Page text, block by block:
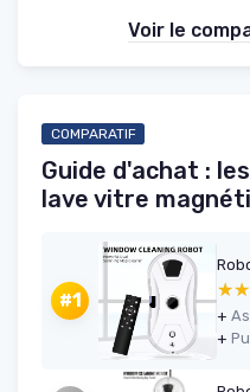
Voir le
COMPARATIF
Guide d'achat :
lave vitre
#1
+
+